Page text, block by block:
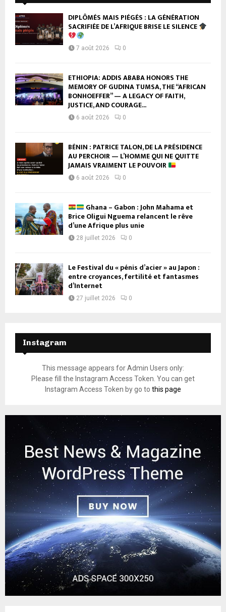
DIPLÔMÉS MAIS PIÉGÉS : LA GÉNÉRATION
SACRIFIÉE DE L’AFRIQUE BRISE LE SILENCE
7 août 2026 0
ETHIOPIA: ADDIS ABABA HONORS THE
MEMORY OF GUDINA TUMSA, THE “AFRICAN
BONHOEFFER” — A LEGACY OF FAITH,
JUSTICE, AND COURAGE...
6 août 2026 0
BÉNIN : PATRICE TALON, DE LA PRÉSIDENCE
AU PERCHOIR — L’HOMME QUI NE QUITTE
JAMAIS VRAIMENT LE POUVOIR
6 août 2026 0
Ghana – Gabon : John Mahama et
Brice Oligui Nguema relancent le rêve
d’une Afrique plus unie
28 juillet 2026 0
Le Festival du « pénis d’acier » au Japon :
entre croyances, fertilité et fantasmes
d’Internet
27 juillet 2026 0
Instagram
This message appears for Admin Users only:
Please fill the Instagram Access Token. You can get
Instagram Access Token by go to this page